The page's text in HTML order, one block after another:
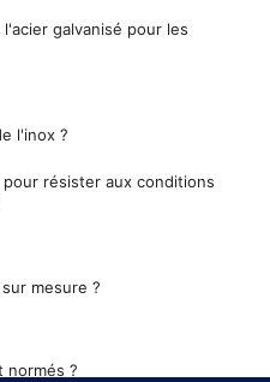
galvanisé pour les
l'inox ?
résister aux conditions
mesure ?
normés ?